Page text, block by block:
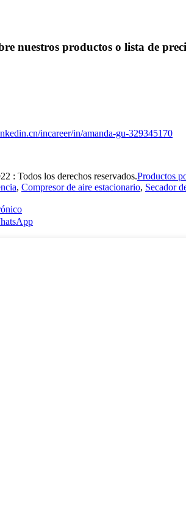
nuestros productos o lista de
: Todos los derechos reservados.Productos
, Compresor de aire estacionario, Secador